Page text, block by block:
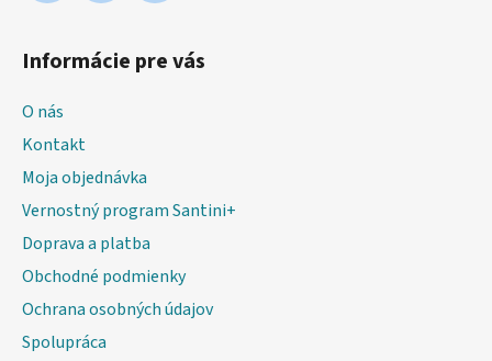
Informácie pre vás
O nás
Kontakt
Moja objednávka
Vernostný program Santini+
Doprava a platba
Obchodné podmienky
Ochrana osobných údajov
Spolupráca